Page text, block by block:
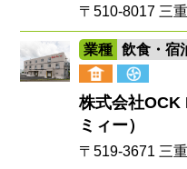
〒510-8017 三
業種 飲食・宿
株式会社OCK
ミィー）
〒519-3671 三